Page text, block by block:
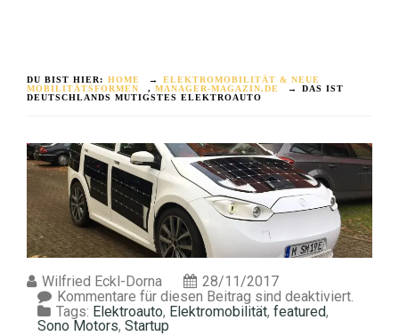
DU BIST HIER: HOME →
ELEKTROMOBILITÄT & NEUE
MOBILITÄTSFORMEN
, MANAGER-MAGAZIN.DE →
DAS IST
DEUTSCHLANDS MUTIGSTES ELEKTROAUTO
Wilfried Eckl-Dorna
28/11/2017
Kommentare für diesen Beitrag sind deaktiviert.
Tags: Elektroauto, Elektromobilität, featured,
Sono Motors, Startup